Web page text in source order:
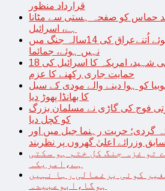
قرارداد منظور
حماس کو صفحہ ہستی سے مٹانا
ہے، اسرائیل
غزہ میں جتنے بچے قتل ہوئے اُتنےعراق کی 14سالہ جنگ میں
نہیں ہوئے، جمائما
18 ہزار سے زائدفلسطینی شہید، امریکہ کا اسرائیل کی
حمایت جاری رکھنے کا عزم
کو ہوا دینے والے مودی کے سیل
کا بھانڈا پھوڑ دیا
فوج کی گاڑی نے مسلمان بزرگ
کو کچل دیا
گردی؛ حریت رہنما جیل میں اور
سابق وزرائے اعلیٰ گھروں پر نظربند
تو غزہ جنگ کل ختم ہو سکتی
ہے،امریکہ
کوئی یرغمالی رہا نہیں
ہوگا،ابوعبیدہ